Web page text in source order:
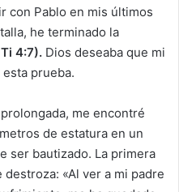
con Pablo en mis últimos
he terminado la
4:7). Dios deseaba que mi
prueba.
me encontré
de estatura en un
ser bautizado. La primera
«Al ver a mi padre